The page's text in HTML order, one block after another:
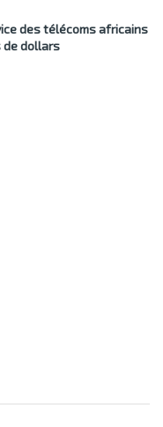
des télécoms africains
de dollars